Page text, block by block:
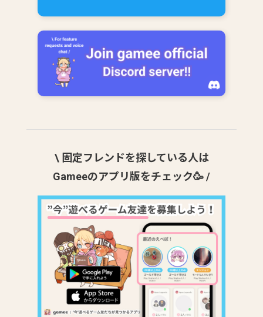
\ 固定フレンドを探している人は
Gameeのアプリ版をチェック🥳 /